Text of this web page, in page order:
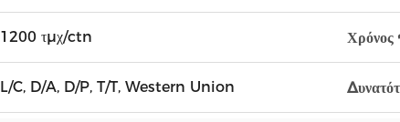
1200 τμχ/ctn Χρόνος
L/C, D/A, D/P, T/T, Western Union